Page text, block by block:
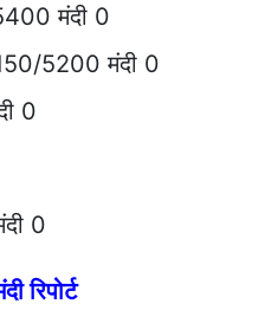
मंदी 0
5200 मंदी 0
0
0
रिपोर्ट